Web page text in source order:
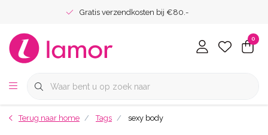
Gratis verzendkosten bij €80.-
0
Terug naar home Tags sexy body